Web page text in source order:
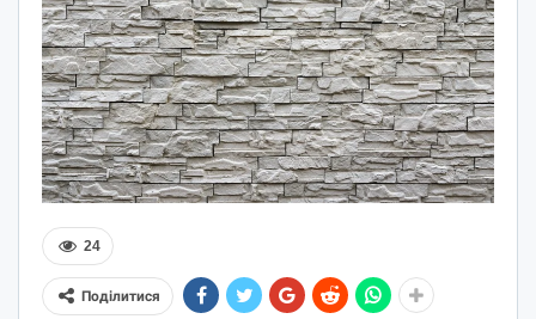
24
Поділитися